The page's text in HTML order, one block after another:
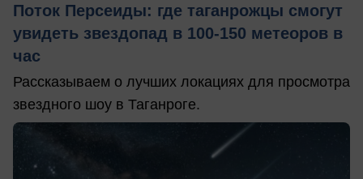
Поток Персеиды: где таганрожцы смогут
увидеть звездопад в 100-150 метеоров в
час
Рассказываем о лучших локациях для просмотра
звездного шоу в Таганроге.